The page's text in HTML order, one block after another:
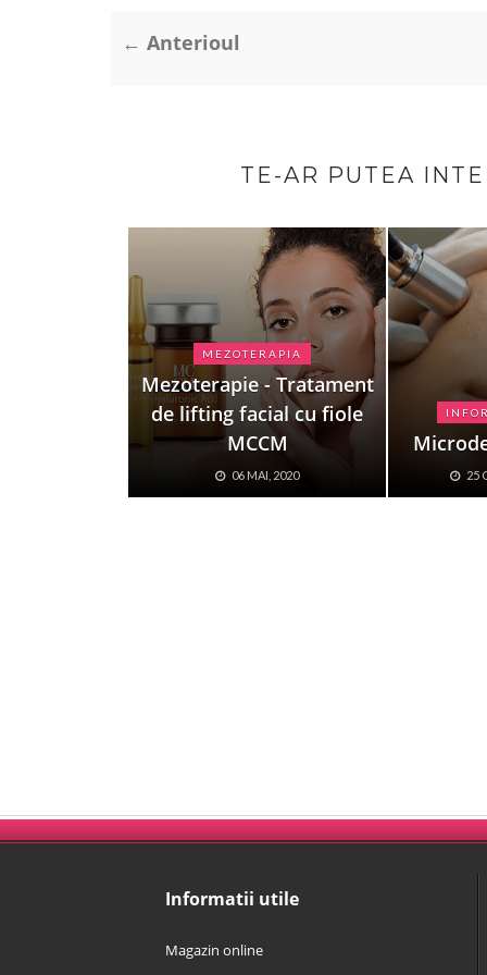
← Anterioul
TE-AR PUTEA
MEZOTERAPIA
Mezoterapie - Tratament
de lifting facial cu fiole
MCCM
06 MAI, 2020 25
Informatii utile
Magazin online